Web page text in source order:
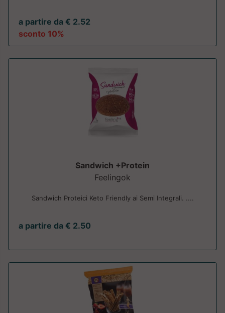
a partire da € 2.52
sconto 10%
Sandwich +Protein
Feelingok
Sandwich Proteici Keto Friendly ai Semi Integrali. ....
a partire da € 2.50